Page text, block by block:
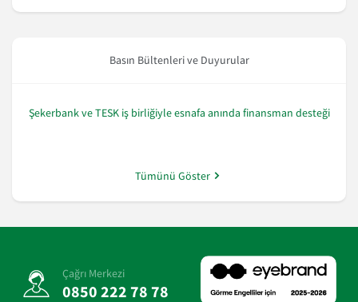
Basın Bültenleri ve Duyurular
Şekerbank ve TESK iş birliğiyle esnafa anında finansman desteği
Tümünü Göster
Çağrı Merkezi
0850 222 78 78